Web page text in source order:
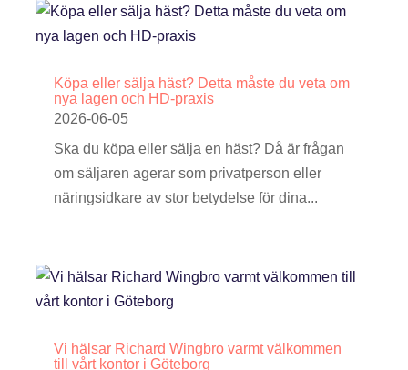
Köpa eller sälja häst? Detta måste du veta om
nya lagen och HD-praxis
2026-06-05
Ska du köpa eller sälja en häst? Då är frågan
om säljaren agerar som privatperson eller
näringsidkare av stor betydelse för dina...
Vi hälsar Richard Wingbro varmt välkommen
till vårt kontor i Göteborg